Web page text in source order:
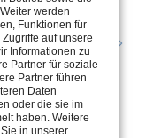
werden
Funktionen für
auf unsere
Informationen zu
Partner für soziale
Partner führen
Daten
oder die sie im
haben. Weitere
in unserer